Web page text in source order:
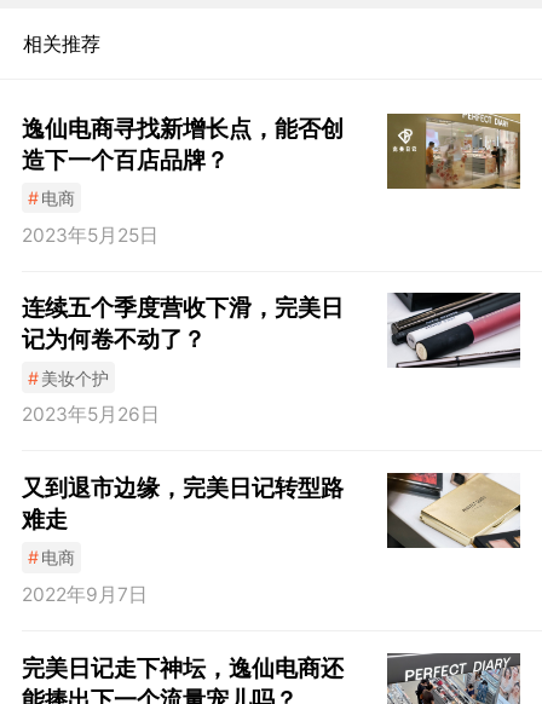
相关推荐
逸仙电商寻找新增长点，能否创
造下一个百店品牌？
#电商
2023年5月25日
连续五个季度营收下滑，完美日
记为何卷不动了？
#美妆个护
2023年5月26日
又到退市边缘，完美日记转型路
难走
#电商
2022年9月7日
完美日记走下神坛，逸仙电商还